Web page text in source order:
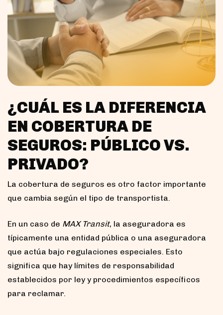
¿CUÁL ES LA DIFERENCIA
EN COBERTURA DE
SEGUROS: PÚBLICO VS.
PRIVADO?
La cobertura de seguros es otro factor importante
que cambia según el tipo de transportista.
En un caso de MAX Transit, la aseguradora es
típicamente una entidad pública o una aseguradora
que actúa bajo regulaciones especiales. Esto
significa que hay límites de responsabilidad
establecidos por ley y procedimientos específicos
para reclamar.